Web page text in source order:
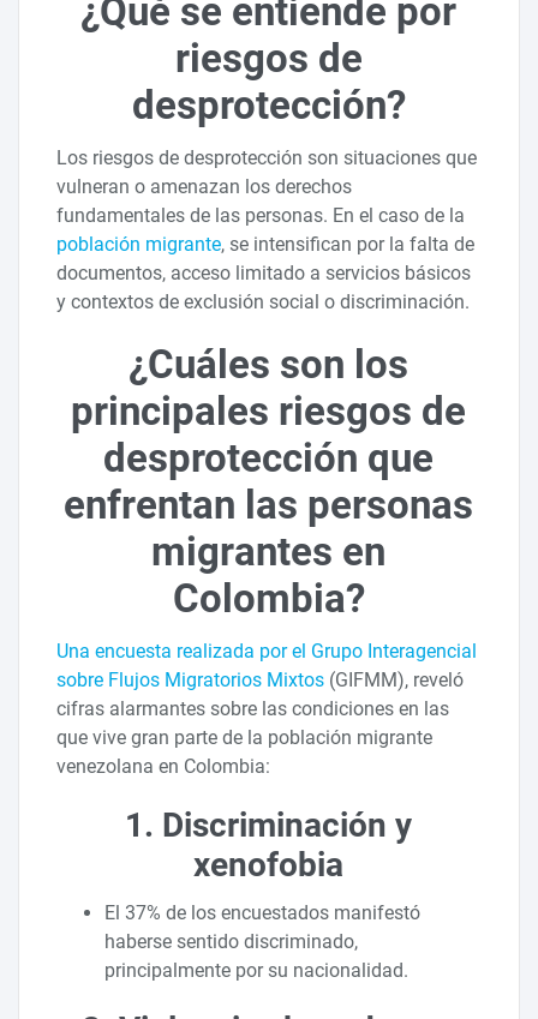
¿Qué se entiende por
riesgos de
desprotección?
Los riesgos de desprotección son situaciones que
vulneran o amenazan los derechos
fundamentales de las personas. En el caso de la
población migrante, se intensifican por la falta de
documentos, acceso limitado a servicios básicos
y contextos de exclusión social o discriminación.
¿Cuáles son los
principales riesgos de
desprotección que
enfrentan las personas
migrantes en
Colombia?
Una encuesta realizada por el Grupo Interagencial
sobre Flujos Migratorios Mixtos (GIFMM), reveló
cifras alarmantes sobre las condiciones en las
que vive gran parte de la población migrante
venezolana en Colombia:
1. Discriminación y
xenofobia
El 37% de los encuestados manifestó
haberse sentido discriminado,
principalmente por su nacionalidad.